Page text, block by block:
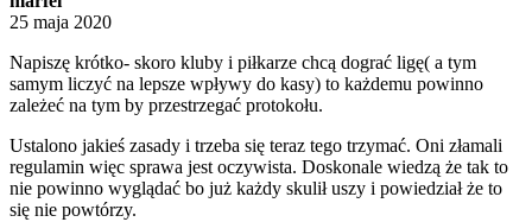
25 maja 2020
Napiszę krótko- skoro kluby i piłkarze chcą dograć ligę( a tym
samym liczyć na lepsze wpływy do kasy) to każdemu powinno
zależeć na tym by przestrzegać protokołu.
Ustalono jakieś zasady i trzeba się teraz tego trzymać. Oni złamali
regulamin więc sprawa jest oczywista. Doskonale wiedzą że tak to
nie powinno wyglądać bo już każdy skulił uszy i powiedział że to
się nie powtórzy.